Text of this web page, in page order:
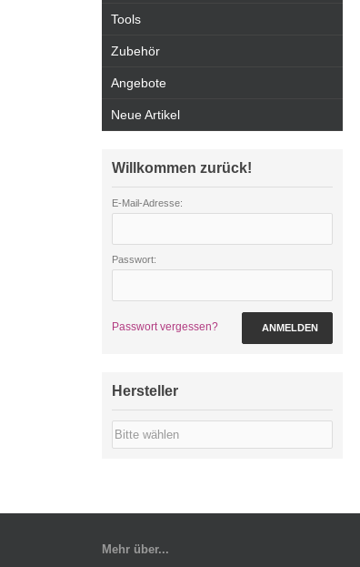
Tools
Zubehör
Angebote
Neue Artikel
Willkommen zurück!
E-Mail-Adresse:
Passwort:
Passwort vergessen? ANMELDEN
Hersteller
Mehr über...